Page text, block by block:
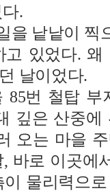
.
을 낱낱이 찍
있었다.
날이었다.
85번 철탑
깊은 산중
오는 마을
, 바로 이곳에
물리력으